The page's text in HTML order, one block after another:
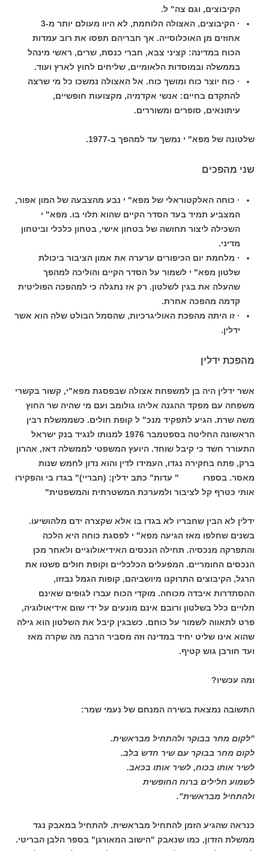
הקיבוצים, וגם צה" ל.
· הקיבוצים, האצולה הלוחמת, לא היוו מעולם יותר מ-3
אחוזים מן האוכלוסייה. אך חבריהם תפסו את רוב עמדות
הכוח במדינה: קציני צבא, חברי כנסת, שרים, ראשי מינהל
בממשלה ובמוסדות הלאומיים, שליחים לחוץ לארץ ועוד.
· כוח יוצר כוח ומושך כוח. אל האצולה נמשכו כל מי שרצה
להתקדם בחיים: אנשי אקדמיה, מקצועות חופשיים,
עיתונאים, סופרים ומשוררים.
שלטונה של מפא" י נמשך עד למהפך ב-1977.
שני מהפכים
· כוחה האלקטוראלי של מפא" י נבע מהצבעה של המון אפור,
המצביע תמיד בעד הסדר הקיים שהוא תלוי בו. מפא" י
השכילה ליצור תחושה של בטחון אישי, בטחון כלכלי וביטחון
מדיני.
· מלחמת יום הכיפורים ערערה את אמון הציבור ביכולת
שלטון מפא" י לשמור על הסדר הקיים והוליכה למהפך
שהעלה את בגין לשלטון. רק אז נתגלה כי למהפכה הפוליטית
קדמה מהפכה אחרת.
· זו היתה מהפכת האוליגרכיות, שהסמל הבולט שלה הוא אשר
ידלין.
מהפכת ידלין
אשר ידלין היה בן למשפחת אצולה שבפסגת מפא"י, קשור בקשרי
משפחה עם מפקד ההגנה אליהו גולומב ועם מי שהיה שר החוץ
משה שרת. הגיע לתפקיד מנכ" ל קופת חולים. כשממשלת רבין
הראשונה החליטה בספטמבר 1976 למנותו לנגיד בנק ישראל
התעורר חשד כי קיבל שוחד. היועץ המשפטי לממשלה דאז, אהרון
ברק, פתח בחקירה נגדו, העמידו לדין והוא נדון לחמש שנות
מאסר. בספרו " עדות" כתב ידלין: (חבריי)" בגדו בי והפקירו
אותי כטרף קל לציבור ולמערכת המשטרתית והמשפטית"
ידלין לא הבין שחבריו לא בגדו בו אלא שקצרה ידם מלהושיעו.
בשנים שחלפו מאז הגיעה מפא" י לפסגת כוחה היא הלכה
והתפרקה מנכסיה. תחילה הנכסים האידיאולוגיים ולאחר מכן
הנכסים החומריים. המפעלים הכלכליים וקופת חולים פשטו את
הרגל, הקיבוצים התרוקנו מיושביהם, קופות הגמל נבזזו,
ההסתדרות איבדה מכוחה. מוקדי הכוח עברו לגופים שאינם
תלויים כלל בשלטון ורובם אינם מונעים על ידי שום אידיאולוגיה,
פרט לתאווה לשמור על כוחם. כשבגין קיבל את השלטון הוא גילה
שהוא אינו שליט יחיד במדינה וזה מסביר הרבה מה שקרה מאז
ועד חורבן גוש קטיף.
ומה עכשיו?
התשובה נמצאת בשירה המנחם של נעמי שמר:
"לקום מחר בבוקר ולהתחיל מבראשית.
לקום מחר בבוקר עם שיר חדש בלב.
לשיר אותו בכוח, לשיר אותו בכאב.
לשמוע חלילים ברוח החופשית
ולהתחיל מבראשית".
כנראה שהגיע הזמן להתחיל מבראשית. להתחיל במאבק נגד
ממשלת הזדון, כמו שנאבק "הישוב המאורגן" בספר הלבן הבריטי.